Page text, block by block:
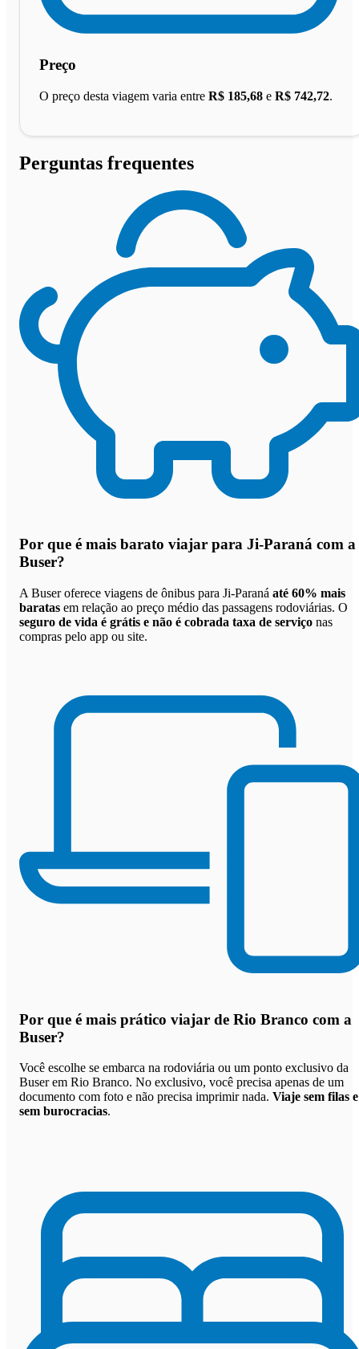
Preço
O preço desta viagem varia entre R$ 185,68 e R$ 742,72.
Perguntas frequentes
Por que é mais barato viajar para Ji-Paraná com a
Buser?
A Buser oferece viagens de ônibus para Ji-Paraná até 60% mais
baratas em relação ao preço médio das passagens rodoviárias. O
seguro de vida é grátis e não é cobrada taxa de serviço nas
compras pelo app ou site.
Por que é mais prático viajar de Rio Branco com a
Buser?
Você escolhe se embarca na rodoviária ou um ponto exclusivo da
Buser em Rio Branco. No exclusivo, você precisa apenas de um
documento com foto e não precisa imprimir nada. Viaje sem filas e
sem burocracias.